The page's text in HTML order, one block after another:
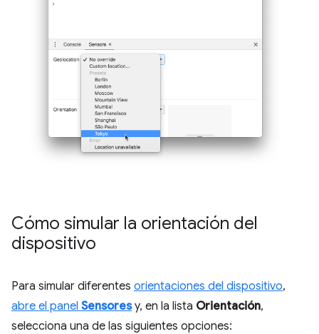
Cómo simular la orientación del
dispositivo
Para simular diferentes orientaciones del dispositivo,
abre el panel Sensoresy, en la lista Orientación,
selecciona una de las siguientes opciones: